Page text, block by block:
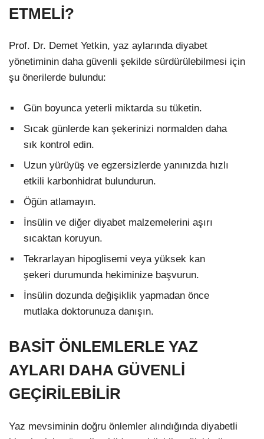
ETMELİ?
Prof. Dr. Demet Yetkin, yaz aylarında diyabet
yönetiminin daha güvenli şekilde sürdürülebilmesi için
şu önerilerde bulundu:
Gün boyunca yeterli miktarda su tüketin.
Sıcak günlerde kan şekerinizi normalden daha
sık kontrol edin.
Uzun yürüyüş ve egzersizlerde yanınızda hızlı
etkili karbonhidrat bulundurun.
Öğün atlamayın.
İnsülin ve diğer diyabet malzemelerini aşırı
sıcaktan koruyun.
Tekrarlayan hipoglisemi veya yüksek kan
şekeri durumunda hekiminize başvurun.
İnsülin dozunda değişiklik yapmadan önce
mutlaka doktorunuza danışın.
BASİT ÖNLEMLERLE YAZ
AYLARI DAHA GÜVENLİ
GEÇİRİLEBİLİR
Yaz mevsiminin doğru önlemler alındığında diyabetli